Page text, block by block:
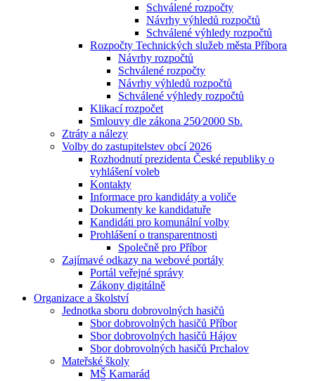
Schválené rozpočty
Návrhy výhledů rozpočtů
Schválené výhledy rozpočtů
Rozpočty Technických služeb města Příbora
Návrhy rozpočtů
Schválené rozpočty
Návrhy výhledů rozpočtů
Schválené výhledy rozpočtů
Klikací rozpočet
Smlouvy dle zákona 250⁄2000 Sb.
Ztráty a nálezy
Volby do zastupitelstev obcí 2026
Rozhodnutí prezidenta České republiky o
vyhlášení voleb
Kontakty
Informace pro kandidáty a voliče
Dokumenty ke kandidatuře
Kandidáti pro komunální volby
Prohlášení o transparentnosti
Společně pro Příbor
Zajímavé odkazy na webové portály
Portál veřejné správy
Zákony digitálně
Organizace a školství
Jednotka sboru dobrovolných hasičů
Sbor dobrovolných hasičů Příbor
Sbor dobrovolných hasičů Hájov
Sbor dobrovolných hasičů Prchalov
Mateřské školy
MŠ Kamarád